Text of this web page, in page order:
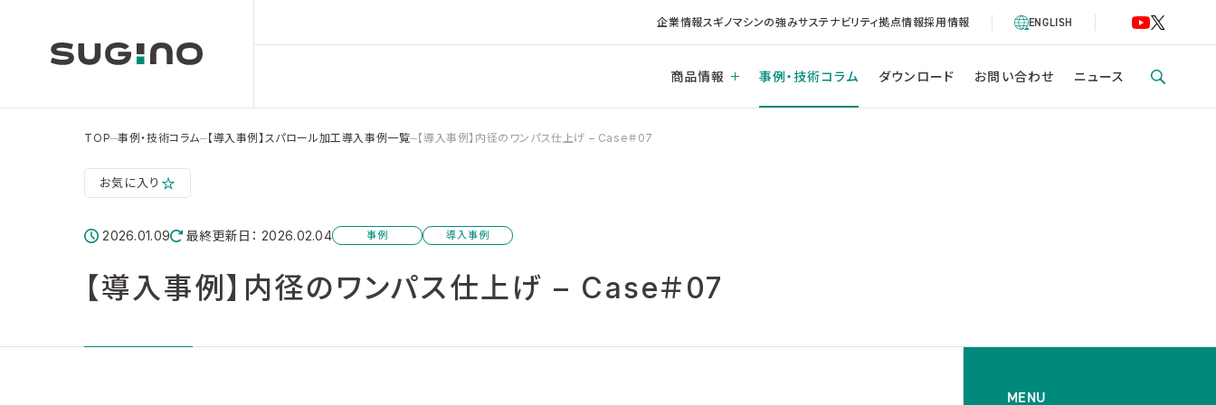
企業情報スギノマシンの強みサステナビリティ拠点情報採用情報 ENGLISH
商品情報 事例・技術コラム ダウンロード お問い合わせ ニュース
TOP 事例・技術コラム 【導入事例】スパロール加工導入事例一覧 【導入事例】内径のワンパス仕上げ – Case＃07
お気に入り
2026.01.09 最終更新日： 2026.02.04 事例 導入事例
【導入事例】内径のワンパス仕上げ – Case＃07
MENU